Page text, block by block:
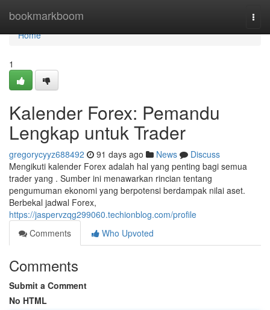
bookmarkboom
Home
Home
1
Kalender Forex: Pemandu
Lengkap untuk Trader
gregorycyyz688492 91 days ago News
Discuss
Mengikuti kalender Forex adalah hal yang penting bagi semua
trader yang . Sumber ini menawarkan rincian tentang
pengumuman ekonomi yang berpotensi berdampak nilai aset.
Berbekal jadwal Forex,
https://jaspervzqg299060.techionblog.com/profile
Comments
Who Upvoted
Comments
Submit a Comment
No HTML